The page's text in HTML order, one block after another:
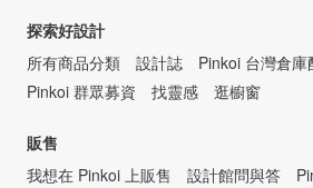
探索好設計
所有商品分類
設計誌 Pinkoi 台灣倉庫
Pinkoi 群眾募資
找靈感 逛櫥窗
販售
我想在 Pinkoi 上販售
設計館問與答